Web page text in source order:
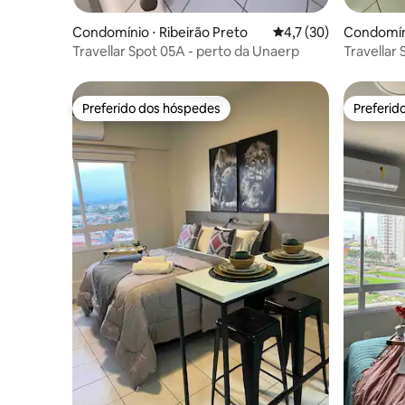
Condomínio ⋅ Ribeirão Preto 4,7 de uma avaliação
4,7 (30)
Travellar Spot 05A - perto da Unaerp
Travellar
Preferido dos hóspedes
Preferido dos hóspedes